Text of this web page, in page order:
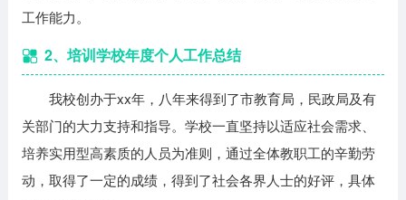
工作能力。
2、培训学校年度个人工作总结
我校创办于xx年，八年来得到了市教育局，民政局及有
关部门的大力支持和指导。学校一直坚持以适应社会需求、
培养实用型高素质的人员为准则，通过全体教职工的辛勤劳
动，取得了一定的成绩，得到了社会各界人士的好评，具体